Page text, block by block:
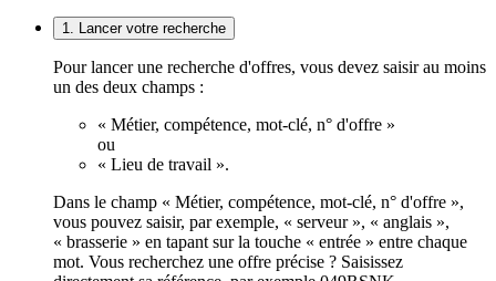
1. Lancer votre recherche
Pour lancer une recherche d'offres, vous devez saisir au moins
un des deux champs :
« Métier, compétence, mot-clé, n° d'offre »
ou
« Lieu de travail ».
Dans le champ « Métier, compétence, mot-clé, n° d'offre »,
vous pouvez saisir, par exemple, « serveur », « anglais »,
« brasserie » en tapant sur la touche « entrée » entre chaque
mot. Vous recherchez une offre précise ? Saisissez